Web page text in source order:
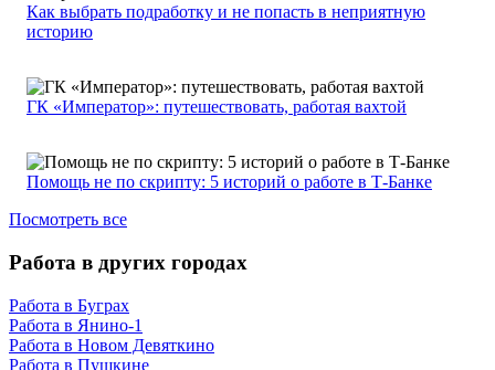
Как выбрать подработку и не попасть в неприятную
историю
ГК «Император»: путешествовать, работая вахтой
Помощь не по скрипту: 5 историй о работе в Т-Банке
Посмотреть все
Работа в других городах
Работа в Буграх
Работа в Янино-1
Работа в Новом Девяткино
Работа в Пушкине